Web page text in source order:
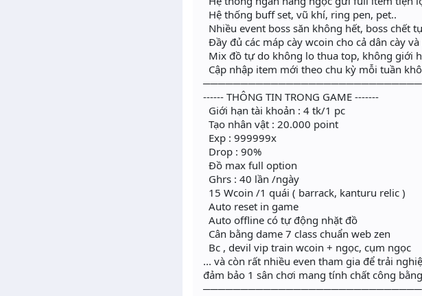
Hệ thống buff set, vũ khí, ring pen, pet..
Nhiều event boss săn không hết, boss chết
Đầy đủ các máp cày wcoin cho cả dân cày và
Mix đồ tự do không lo thua top, không giới
Cập nhập item mới theo chu kỳ mỗi tuần
------ THÔNG TIN TRONG GAME -------
Giới hạn tài khoản : 4 tk/1 pc
Tạo nhân vật : 20.000 point
Exp : 999999x
Drop : 90%
Đồ max full option
Ghrs : 40 lần /ngày
15 Wcoin /1 quái ( barrack, kanturu relic )
Auto reset in game
Auto offline có tự động nhặt đồ
Cân bằng dame 7 class chuẩn web zen
Bc , devil vip train wcoin + ngọc, cụm ngọc
... và còn rất nhiều even tham gia để trải
đảm bảo 1 sân chơi mang tính chất công